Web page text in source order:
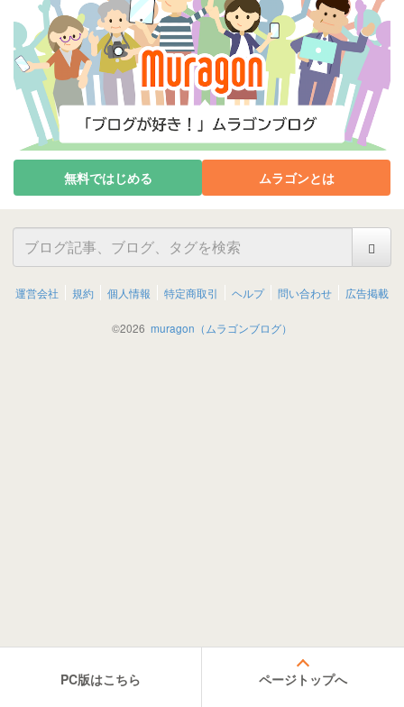
無料ではじめる ムラゴンとは
運営会社 規約 個人情報 特定商取引 ヘルプ 問い合わせ 広告掲載
©2026 muragon（ムラゴンブログ）
PC版はこちら ページトップへ